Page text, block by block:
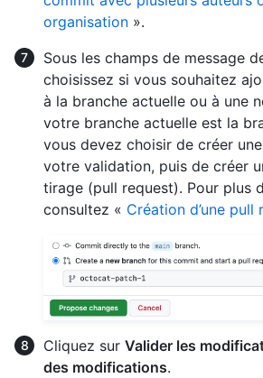
organisation ».
Sous les champs de message
choisissez si vous souhaitez
à la branche actuelle ou à une
votre branche actuelle est la
vous devez choisir de créer
votre validation, puis de créer
tirage (pull request). Pour plus
consultez « Création d’une pull
Cliquez sur Valider les
des modifications.